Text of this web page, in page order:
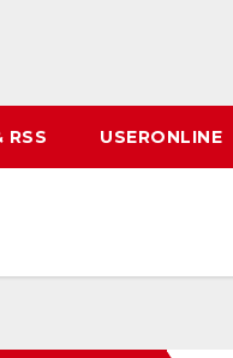
RSS USERONLINE